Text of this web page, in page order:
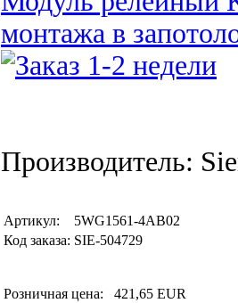
монтажа в
Производитель:
Артикул:
5WG1561-4AB02
Код заказа: SIE-504729
Розничная цена:
421,65 EUR